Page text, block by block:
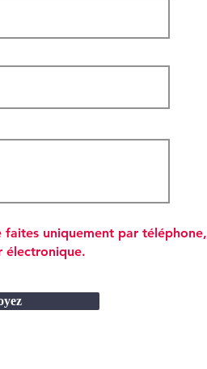
uniquement par téléphone,
électronique.